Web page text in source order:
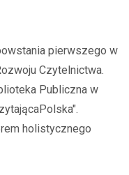
pierwszego w
Czytelnictwa.
Publiczna w
holistycznego